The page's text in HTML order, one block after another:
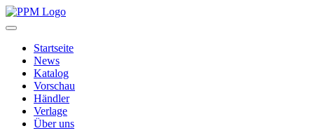
Startseite
News
Katalog
Vorschau
Händler
Verlage
Über uns